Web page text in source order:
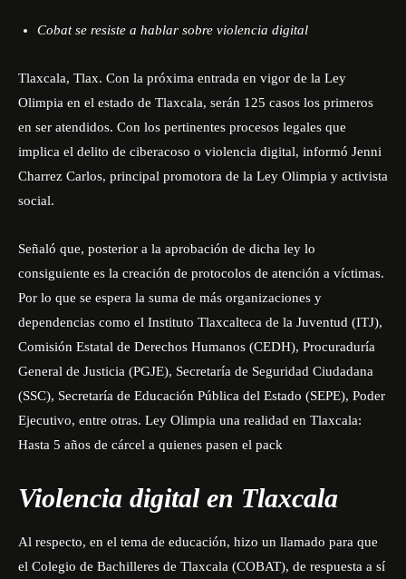
Cobat se resiste a hablar sobre violencia digital
Tlaxcala, Tlax. Con la próxima entrada en vigor de la Ley
Olimpia en el estado de Tlaxcala, serán 125 casos los primeros
en ser atendidos. Con los pertinentes procesos legales que
implica el delito de ciberacoso o violencia digital, informó Jenni
Charrez Carlos, principal promotora de la Ley Olimpia y activista
social.
Señaló que, posterior a la aprobación de dicha ley lo
consiguiente es la creación de protocolos de atención a víctimas.
Por lo que se espera la suma de más organizaciones y
dependencias como el Instituto Tlaxcalteca de la Juventud (ITJ),
Comisión Estatal de Derechos Humanos (CEDH), Procuraduría
General de Justicia (PGJE), Secretaría de Seguridad Ciudadana
(SSC), Secretaría de Educación Pública del Estado (SEPE), Poder
Ejecutivo, entre otras. Ley Olimpia una realidad en Tlaxcala:
Hasta 5 años de cárcel a quienes pasen el pack
Violencia digital en Tlaxcala
Al respecto, en el tema de educación, hizo un llamado para que
el Colegio de Bachilleres de Tlaxcala (COBAT), de respuesta a sí